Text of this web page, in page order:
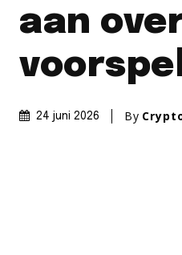
aan
24 juni 2026 By